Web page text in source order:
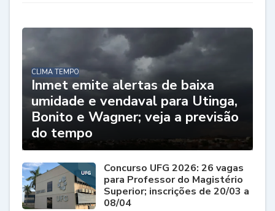
CLIMA TEMPO
Inmet emite alertas de baixa
umidade e vendaval para Utinga,
Bonito e Wagner; veja a previsão
do tempo
Concurso UFG 2026: 26 vagas
para Professor do Magistério
Superior; inscrições de 20/03 a
08/04